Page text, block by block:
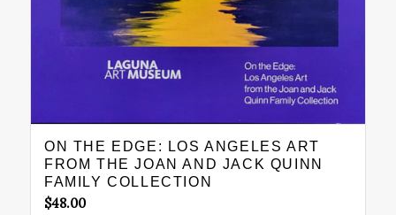
ON THE EDGE: LOS ANGELES ART
FROM THE JOAN AND JACK QUINN
FAMILY COLLECTION
$48.00